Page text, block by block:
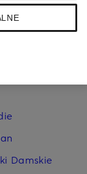
Damskie